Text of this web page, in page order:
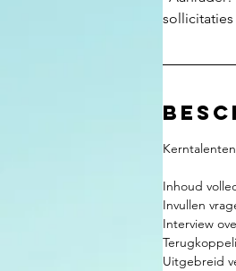
sollicitaties
Inhoud
Invullen
Interview
Uitgebreid